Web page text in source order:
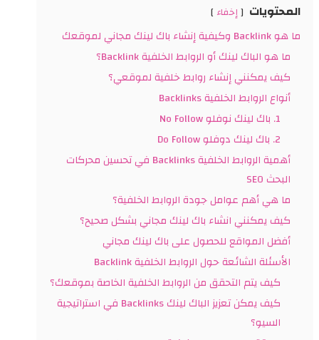
المحتويات إخفاء
ما هو Backlink وكيفية إنشاء باك لينك مجاني لموقعك
ما هو الباك لينك أو الروابط الخلفية Backlink؟
كيف يمكنني إنشاء روابط خلفية لموقعي؟
أنواع الروابط الخلفية Backlinks
1. باك لينك نوفلو No Follow
2. باك لينك دوفلو Do Follow
أهمية الروابط الخلفية Backlinks في تحسين محركات
البحث SEO
ما هي أهم عوامل جودة الروابط الخلفية؟
كيف يمكنني انشاء باك لينك مجاني بشكل صحيح؟
أفضل المواقع للحصول على باك لينك مجاني
الأسئلة الشائعة حول الروابط الخلفية Backlink
كيف يتم التحقق من الروابط الخلفية الخاصة بموقعك؟
كيف يمكن تعزيز الباك لينك Backlinks في استراتيجية
السيو؟